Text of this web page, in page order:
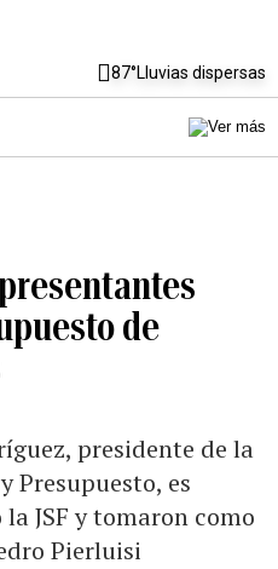
87°Lluvias dispersas
de
presidente de la
Presupuesto, es
JSF y tomaron como
Pierluisi